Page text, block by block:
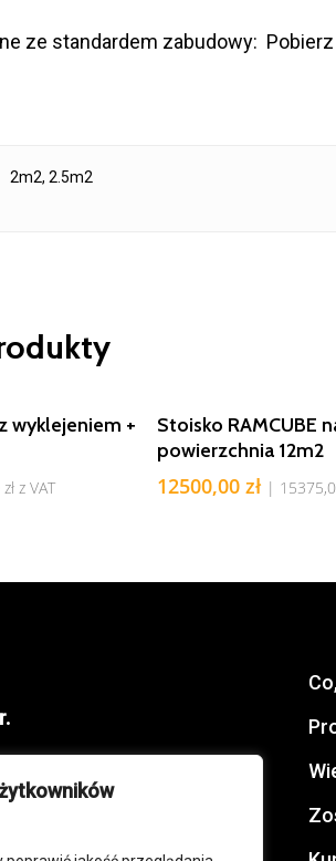
ze standardem zabudowy:
2m2, 2.5m2
wyklejeniem +
zł z VAT
Dodaj Do
Stoisko RAMCUBE
powierzchnia 12m2
12500,00zł |